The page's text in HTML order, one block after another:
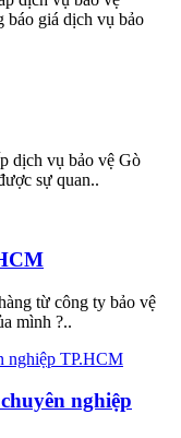
báo giá dịch vụ bảo
dịch vụ bảo vệ Gò
sự quan..
từ công ty bảo vệ
mình ?..
nghiệp